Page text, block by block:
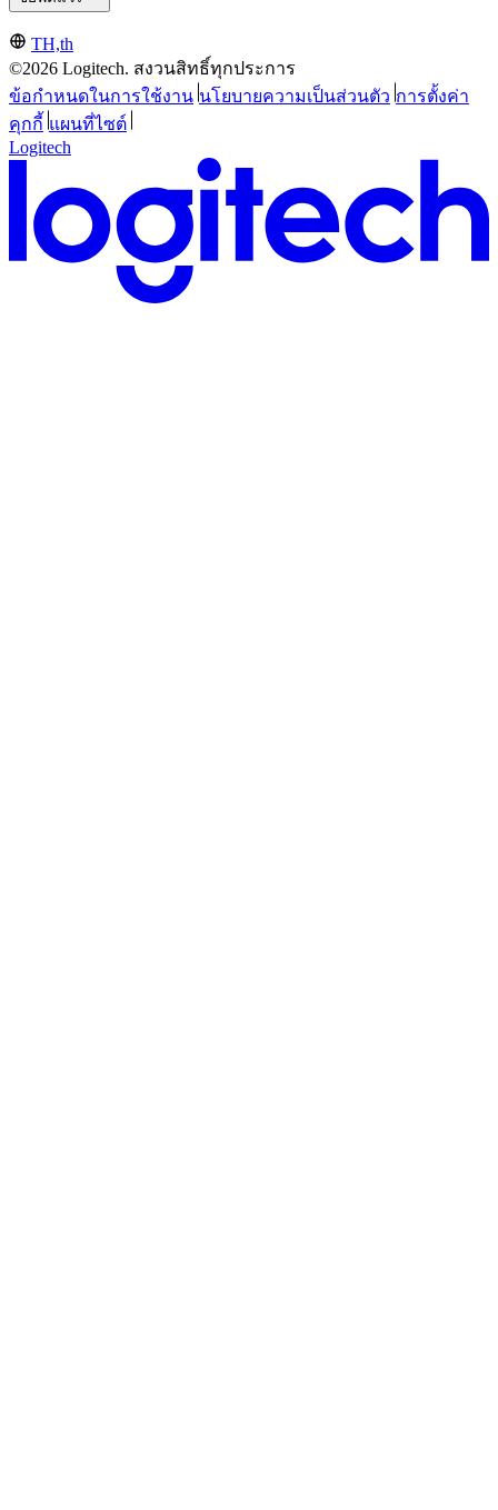
TH,th
©2026 Logitech. สงวนสิทธิ์ทุกประการ
ข้อกำหนดในการใช้งาน นโยบายความเป็นส่วนตัว การตั้งค่า
คุกกี้ แผนที่ไซต์
Logitech